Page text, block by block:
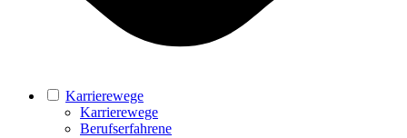
Karrierewege
Karrierewege
Berufserfahrene